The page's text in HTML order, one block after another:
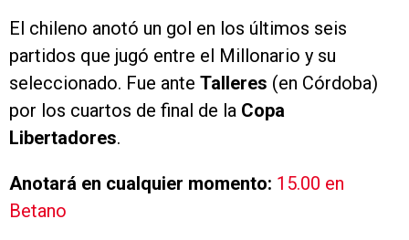
El chileno anotó un gol en los últimos seis
partidos que jugó entre el Millonario y su
seleccionado. Fue ante Talleres (en Córdoba)
por los cuartos de final de la Copa
Libertadores.
Anotará en cualquier momento: 15.00 en
Betano